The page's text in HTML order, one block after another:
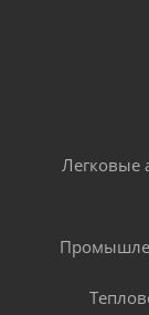
Легковые